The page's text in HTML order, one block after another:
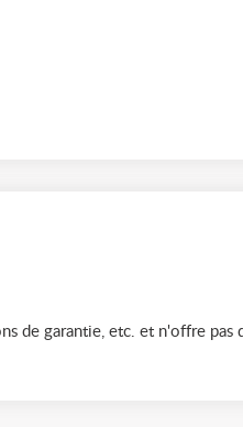
de garantie, etc. et n'offre pas